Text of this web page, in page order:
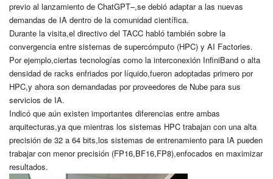
previo al lanzamiento de ChatGPT–,se debió adaptar a las nuevas
demandas de IA dentro de la comunidad científica.
Durante la visita,el directivo del TACC habló también sobre la
convergencia entre sistemas de supercómputo (HPC) y AI Factories.
Por ejemplo,ciertas tecnologías como la interconexión InfiniBand o alta
densidad de racks enfriados por líquido,fueron adoptadas primero por
HPC,y ahora son demandadas por proveedores de Nube para sus
servicios de IA.
Indicó que aún existen importantes diferencias entre ambas
arquitecturas,ya que mientras los sistemas HPC trabajan con una alta
precisión de 32 a 64 bits,los sistemas de entrenamiento para IA pueden
trabajar con menor precisión (FP16,BF16,FP8),enfocados en maximizar
resultados.